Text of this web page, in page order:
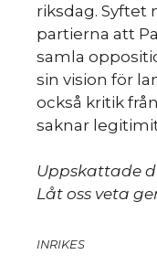
riksdag. Syftet
partierna att
samla
sin vision för
också kritik
saknar
Uppskattade
Låt oss veta
INRIKES